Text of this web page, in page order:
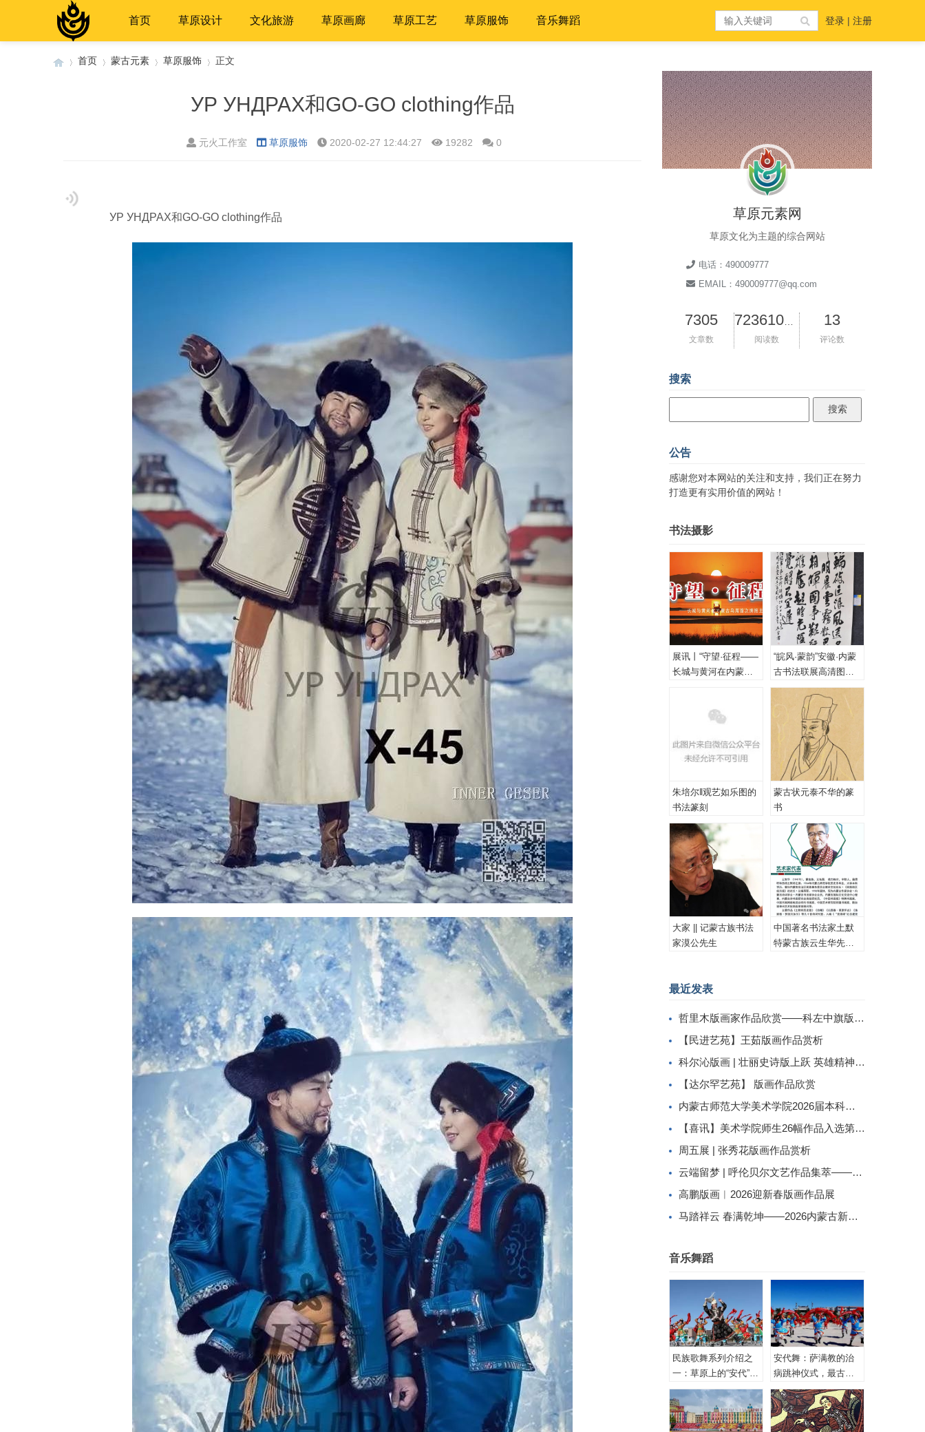
首页 草原设计 文化旅游 草原画廊 草原工艺 草原服饰 音乐舞蹈 登录 | 注册
首页 蒙古元素 草原服饰 正文
УР УНДРАХ和GO-GO clothing作品
元火工作室 草原服饰 2020-02-27 12:44:27 19282 0
УР УНДРАХ和GO-GO clothing作品 草原元素网
草原文化为主题的综合网站
电话：490009777
EMAIL：490009777@qq.com
7305
文章数 阅读数
13
评论数
搜索
公告
感谢您对本网站的关注和支持，我们正在努力
打造更有实用价值的网站！
书法摄影
展讯丨“守望·征程——
长城与黄河在内蒙古
“皖风·蒙韵”安徽·内蒙
古书法联展高清图
（一、特邀作品）
朱培尔‖观艺如乐图的
书法篆刻
蒙古状元泰不华的篆
书
大家 || 记蒙古族书法
家漠公先生
中国著名书法家土默
特蒙古族云生华先生
最近发表
哲里木版画家作品欣赏——科左中旗版画家李忠斌作品赏析
【民进艺苑】王茹版画作品赏析
科尔沁版画 | 壮丽史诗版上跃 英雄精神画中传
【达尔罕艺苑】 版画作品欣赏
内蒙古师范大学美术学院2026届本科生毕业作品展美术学专业（版画方向）
【喜讯】美术学院师生26幅作品入选第二届内蒙古自治区小版画暨藏书票展
周五展 | 张秀花版画作品赏析
云端留梦 | 呼伦贝尔文艺作品集萃——姜识民版画选登
高鹏版画︱2026迎新春版画作品展
马踏祥云 春满乾坤——2026内蒙古新春民间工艺美术线上展（三）
音乐舞蹈
民族歌舞系列介绍之
一：草原上的“安代”和
安代舞
安代舞：萨满教的治
病跳神仪式，最古老
的心理治疗！